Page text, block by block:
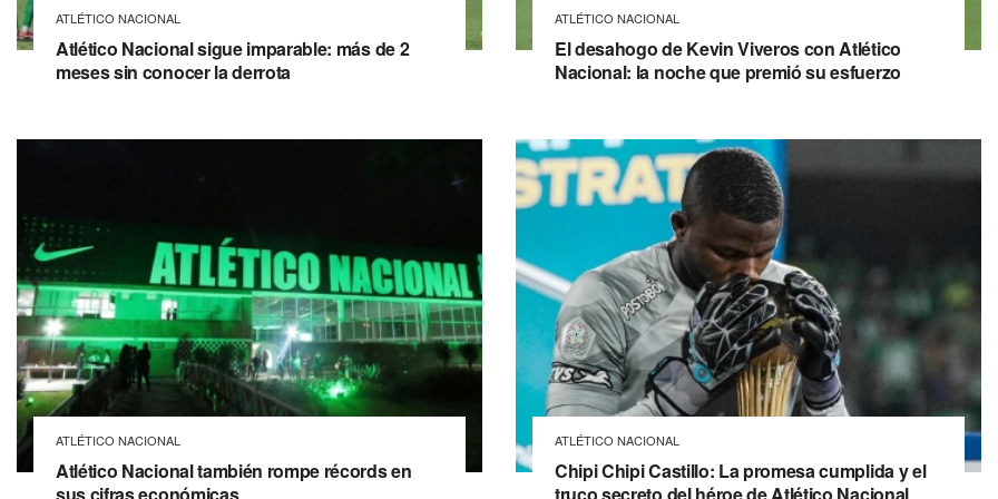
ATLÉTICO NACIONAL
Atlético Nacional sigue imparable: más de 2
meses sin conocer la derrota
ATLÉTICO NACIONAL
El desahogo de Kevin Viveros con Atlético
Nacional: la noche que premió su esfuerzo
ATLÉTICO NACIONAL
Atlético Nacional también rompe récords en
ATLÉTICO NACIONAL
Chipi Chipi Castillo: La promesa cumplida y el